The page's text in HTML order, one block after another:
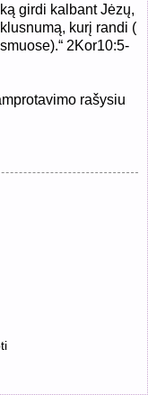
girdi kalbant Jėzų,
kurį randi (
2Kor10:5-
rašysiu